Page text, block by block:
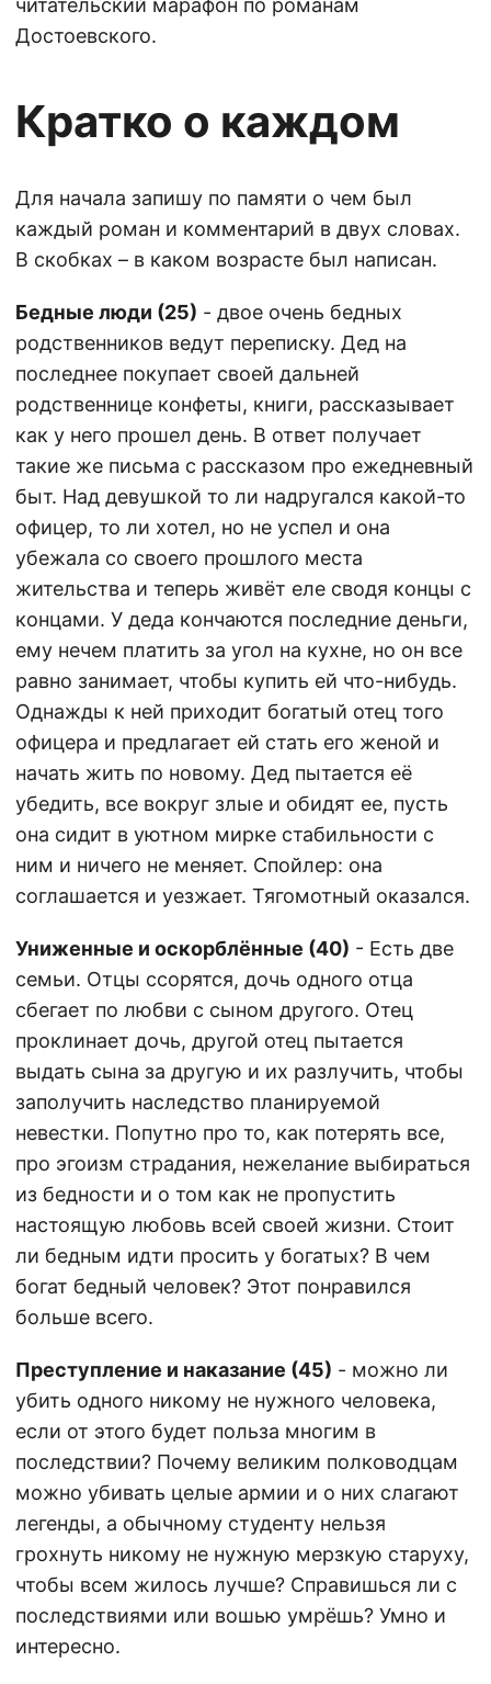
читательский марафон по романам
Достоевского.
Кратко о каждом
Для начала запишу по памяти о чем был
каждый роман и комментарий в двух словах.
В скобках – в каком возрасте был написан.
Бедные люди (25) - двое очень бедных
родственников ведут переписку. Дед на
последнее покупает своей дальней
родственнице конфеты, книги, рассказывает
как у него прошел день. В ответ получает
такие же письма с рассказом про ежедневный
быт. Над девушкой то ли надругался какой-то
офицер, то ли хотел, но не успел и она
убежала со своего прошлого места
жительства и теперь живёт еле сводя концы с
концами. У деда кончаются последние деньги,
ему нечем платить за угол на кухне, но он все
равно занимает, чтобы купить ей что-нибудь.
Однажды к ней приходит богатый отец того
офицера и предлагает ей стать его женой и
начать жить по новому. Дед пытается её
убедить, все вокруг злые и обидят ее, пусть
она сидит в уютном мирке стабильности с
ним и ничего не меняет. Спойлер: она
соглашается и уезжает. Тягомотный оказался.
Униженные и оскорблённые (40) - Есть две
семьи. Отцы ссорятся, дочь одного отца
сбегает по любви с сыном другого. Отец
проклинает дочь, другой отец пытается
выдать сына за другую и их разлучить, чтобы
заполучить наследство планируемой
невестки. Попутно про то, как потерять все,
про эгоизм страдания, нежелание выбираться
из бедности и о том как не пропустить
настоящую любовь всей своей жизни. Стоит
ли бедным идти просить у богатых? В чем
богат бедный человек? Этот понравился
больше всего.
Преступление и наказание (45) - можно ли
убить одного никому не нужного человека,
если от этого будет польза многим в
последствии? Почему великим полководцам
можно убивать целые армии и о них слагают
легенды, а обычному студенту нельзя
грохнуть никому не нужную мерзкую старуху,
чтобы всем жилось лучше? Справишься ли с
последствиями или вошью умрёшь? Умно и
интересно.